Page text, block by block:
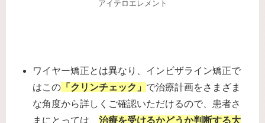
アイテロエレメント
ワイヤー矯正とは異なり、インビザライン矯正で
はこの 「クリンチェック」 で治療計画をさまざま
な角度から詳しくご確認いただけるので、患者さ
まにとっては、治療を受けるかどうか判断する大